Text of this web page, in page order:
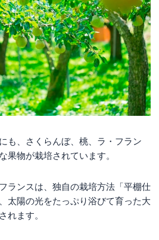
も、さくらんぼ、桃、ラ・フラン
果物が栽培されています。
ランスは、独自の栽培方法「平棚仕
太陽の光をたっぷり浴びて育った大
れます。